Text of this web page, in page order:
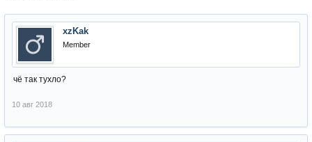
xzKak
Member
чё так тухло?
10 авг 2018